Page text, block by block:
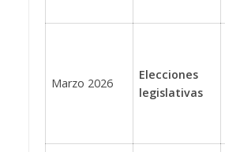
Marzo 2026
Elecciones
legislativas